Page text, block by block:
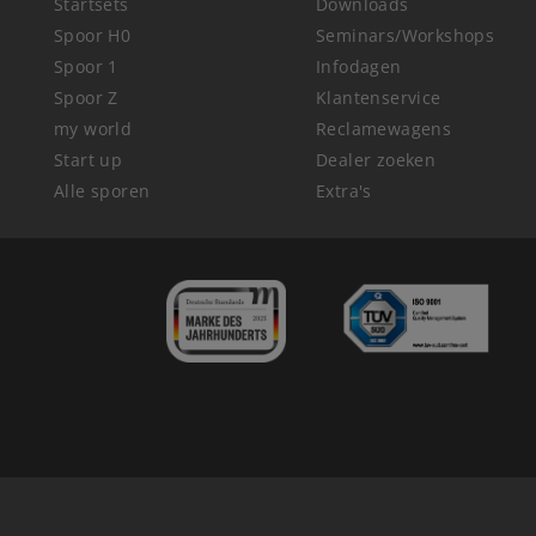
Spoor H0
Spoor 1
Spoor Z
my world
Start up
Alle sporen
Seminars/Workshops
Infodagen
Klantenservice
Reclamewagens
Dealer zoeken
Extra's